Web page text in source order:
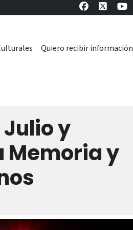
Quiero recibir información
y
Memoria y